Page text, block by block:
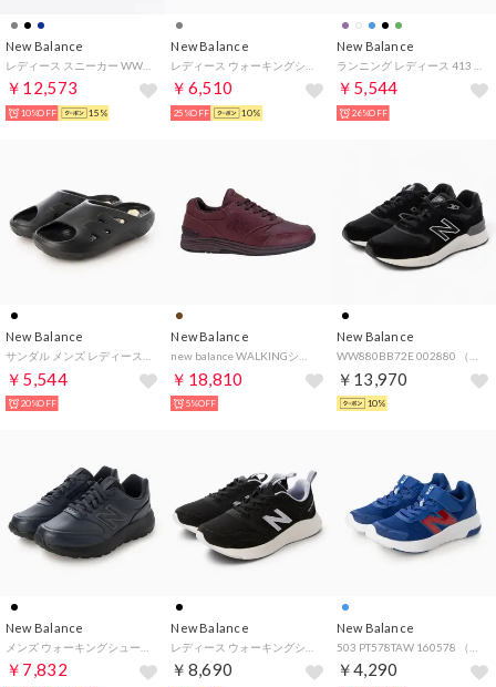
New Balance
￥12,573
10%OFF 15%
New Balance
￥6,510
25%OFF 10%
New Balance
￥5,544
26%OFF
New Balance
￥5,544
20%OFF
New Balance
￥18,810
5%OFF
New Balance
￥13,970
10%
New Balance
￥7,832
New Balance
￥8,690
New Balance
￥4,290